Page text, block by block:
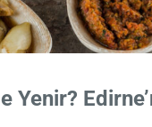
Yenir?